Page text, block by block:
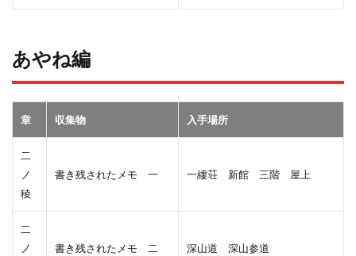
あやね編
章 収集物 入手場所
二
ノ
稜
書き残されたメモ 一 一縷荘 新館 三階 屋上
二
ノ
書き残されたメモ 二 深山道 深山参道